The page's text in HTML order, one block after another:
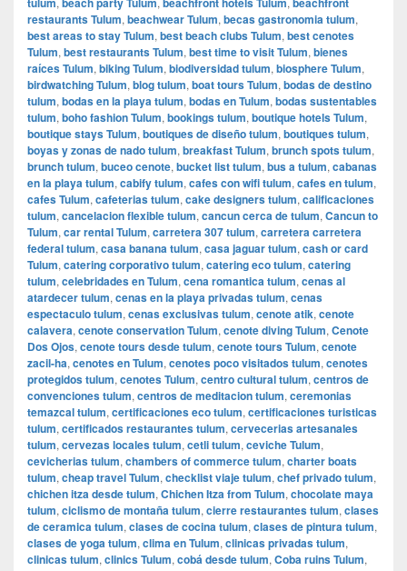
restaurants Tulum, beachwear Tulum, becas gastronomia tulum,
best areas to stay Tulum, best beach clubs Tulum, best cenotes
Tulum, best restaurants Tulum, best time to visit Tulum, bienes
raíces Tulum, biking Tulum, biodiversidad tulum, biosphere Tulum,
birdwatching Tulum, blog tulum, boat tours Tulum, bodas de destino
tulum, bodas en la playa tulum, bodas en Tulum, bodas sustentables
tulum, boho fashion Tulum, bookings tulum, boutique hotels Tulum,
boutique stays Tulum, boutiques de diseño tulum, boutiques tulum,
boyas y zonas de nado tulum, breakfast Tulum, brunch spots tulum,
brunch tulum, buceo cenote, bucket list tulum, bus a tulum, cabanas
en la playa tulum, cabify tulum, cafes con wifi tulum, cafes en tulum,
cafes Tulum, cafeterias tulum, cake designers tulum, calificaciones
tulum, cancelacion flexible tulum, cancun cerca de tulum, Cancun to
Tulum, car rental Tulum, carretera 307 tulum, carretera carretera
federal tulum, casa banana tulum, casa jaguar tulum, cash or card
Tulum, catering corporativo tulum, catering eco tulum, catering
tulum, celebridades en Tulum, cena romantica tulum, cenas al
atardecer tulum, cenas en la playa privadas tulum, cenas
espectaculo tulum, cenas exclusivas tulum, cenote atik, cenote
calavera, cenote conservation Tulum, cenote diving Tulum, Cenote
Dos Ojos, cenote tours desde tulum, cenote tours Tulum, cenote
zacil-ha, cenotes en Tulum, cenotes poco visitados tulum, cenotes
protegidos tulum, cenotes Tulum, centro cultural tulum, centros de
convenciones tulum, centros de meditacion tulum, ceremonias
temazcal tulum, certificaciones eco tulum, certificaciones turisticas
tulum, certificados restaurantes tulum, cervecerias artesanales
tulum, cervezas locales tulum, cetli tulum, ceviche Tulum,
cevicherias tulum, chambers of commerce tulum, charter boats
tulum, cheap travel Tulum, checklist viaje tulum, chef privado tulum,
chichen itza desde tulum, Chichen Itza from Tulum, chocolate maya
tulum, ciclismo de montaña tulum, cierre restaurantes tulum, clases
de ceramica tulum, clases de cocina tulum, clases de pintura tulum,
clases de yoga tulum, clima en Tulum, clinicas privadas tulum,
clinicas tulum, clinics Tulum, cobá desde tulum, Coba ruins Tulum,